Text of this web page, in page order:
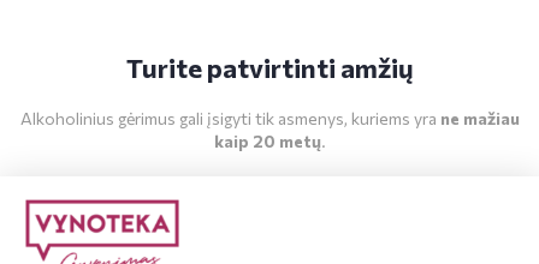
Turite patvirtinti amžių
Alkoholinius gėrimus gali įsigyti tik asmenys, kuriems yra ne mažiau
kaip 20 metų.